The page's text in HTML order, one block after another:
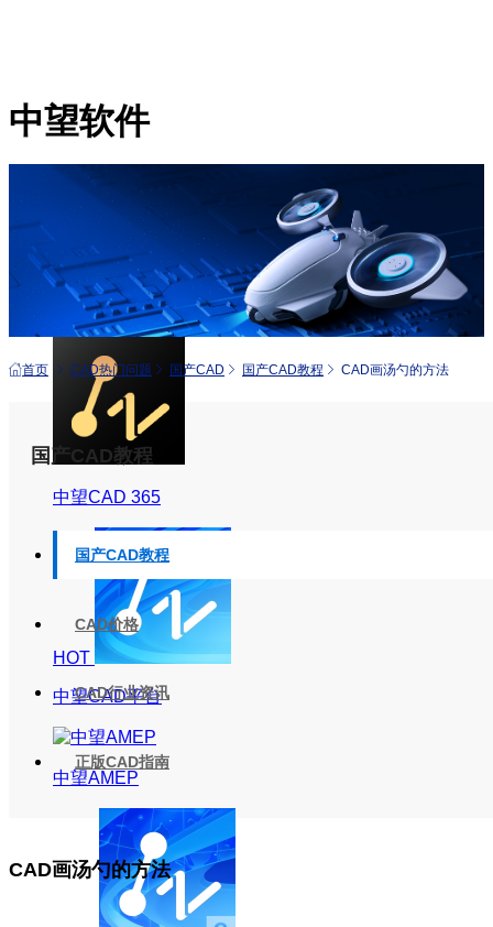
中望软件
中望CAD+
从工具到平台 打造行业解决方案
中望CAD 365
HOT
中望CAD平台
中望AMEP
首页 CAD热门问题 国产CAD 国产CAD教程 CAD画汤勺的方法
国产CAD教程
国产CAD教程
CAD价格
CAD行业资讯
正版CAD指南
CAD画汤勺的方法